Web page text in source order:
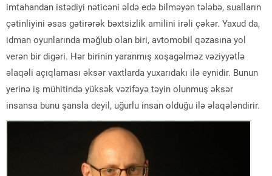
imtahandan istədiyi nəticəni əldə edə bilməyən tələbə, sualların
çətinliyini əsas gətirərək bəxtsizlik amilini irəli çəkər. Yaxud da,
idman oyunlarında məğlub olan biri, avtomobil qəzasına yol
verən bir digəri. Hər birinin yaranmış xoşagəlməz vəziyyətlə
əlaqəli açıqlaması əksər vaxtlarda yuxarıdakı ilə eynidir. Bunun
yerinə iş mühitində yüksək vəzifəyə təyin olunmuş əksər
insansa bunu şansla deyil, uğurlu insan olduğu ilə əlaqələndirir.